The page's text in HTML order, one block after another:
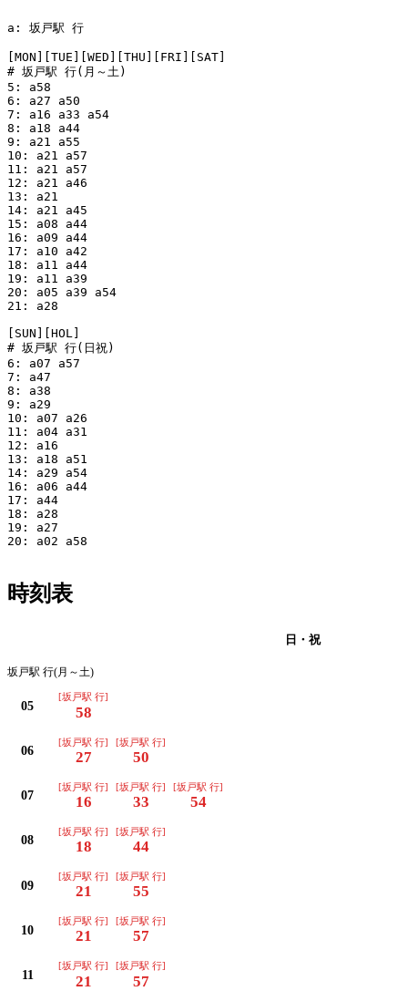
a: 坂戸駅 行
[MON][TUE][WED][THU][FRI][SAT]
# 坂戸駅 行(月～土)
5: a58
6: a27 a50
7: a16 a33 a54
8: a18 a44
9: a21 a55
10: a21 a57
11: a21 a57
12: a21 a46
13: a21
14: a21 a45
15: a08 a44
16: a09 a44
17: a10 a42
18: a11 a44
19: a11 a39
20: a05 a39 a54
21: a28
[SUN][HOL]
# 坂戸駅 行(日祝)
6: a07 a57
7: a47
8: a38
9: a29
10: a07 a26
11: a04 a31
12: a16
13: a18 a51
14: a29 a54
16: a06 a44
17: a44
18: a28
19: a27
20: a02 a58
時刻表
日・祝
坂戸駅 行(月～土)
05
[坂戸駅 行]
58
06
[坂戸駅 行]
27
[坂戸駅 行]
50
07
[坂戸駅 行]
16
[坂戸駅 行]
33
[坂戸駅 行]
54
08
[坂戸駅 行]
18
[坂戸駅 行]
44
09
[坂戸駅 行]
21
[坂戸駅 行]
55
10
[坂戸駅 行]
21
[坂戸駅 行]
57
11
[坂戸駅 行]
21
[坂戸駅 行]
57